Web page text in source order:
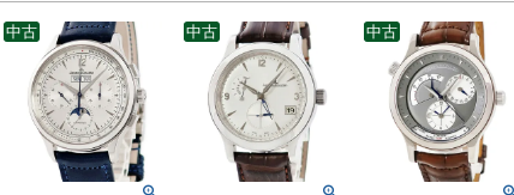
中古 中古 中古